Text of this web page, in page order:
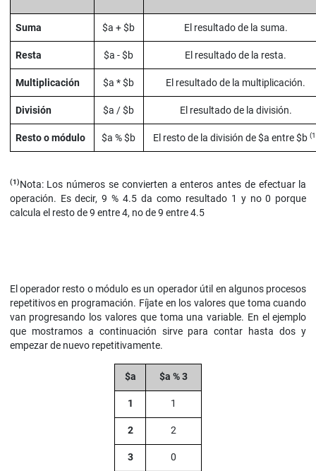
Suma $a + $b El resultado de la suma.
Resta $a - $b El resultado de la resta.
Multiplicación $a * $b El resultado de la multiplicación.
División $a / $b El resultado de la división.
Resto o módulo $a % $b El resto de la división de $a entre $b
(1)Nota: Los números se convierten a enteros antes de efectuar la
operación. Es decir, 9 % 4.5 da como resultado 1 y no 0 porque
calcula el resto de 9 entre 4, no de 9 entre 4.5
El operador resto o módulo es un operador útil en algunos procesos
repetitivos en programación. Fíjate en los valores que toma cuando
van progresando los valores que toma una variable. En el ejemplo
que mostramos a continuación sirve para contar hasta dos y
empezar de nuevo repetitivamente.
$a $a % 3
1 1
2 2
3 0